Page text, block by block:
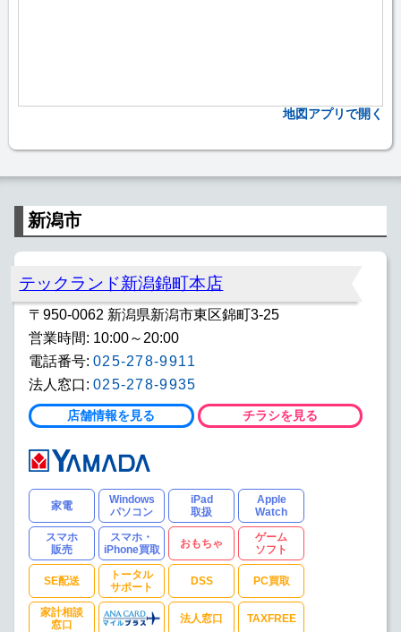
地図アプリで開く
新潟市
テックランド新潟錦町本店
〒950-0062 新潟県新潟市東区錦町3-25
営業時間: 10:00～20:00
電話番号: 025-278-9911
法人窓口: 025-278-9935
店舗情報を見る チラシを見る
家電
Windows
パソコン
iPad
取扱
Apple
Watch
スマホ
販売
スマホ・
iPhone買取
おもちゃ
ゲーム
ソフト
SE配送
トータル
サポート
DSS PC買取
家計相談
窓口
法人窓口 TAXFREE